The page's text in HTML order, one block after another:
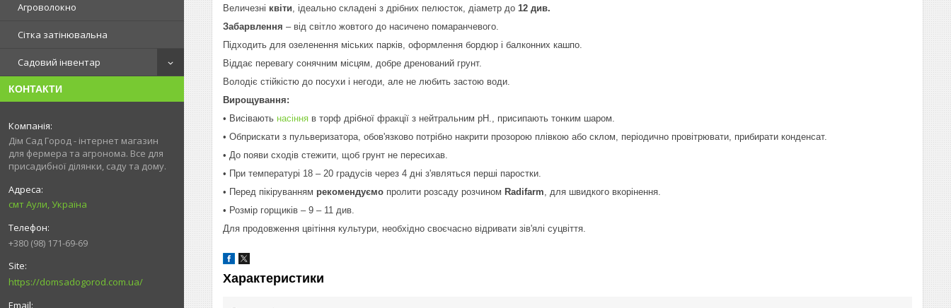
Агроволокно
Сітка затінювальна
Садовий інвентар
КОНТАКТИ
Дім Сад Город - інтернет магазин
для фермера та агронома. Все для
присадибної ділянки, саду та дому.
смт Аули, Україна
+380 (98) 171-69-69
https://domsadogorod.com.ua/
Величезні квіти , ідеально складені з дрібних пелюсток, діаметр до 12 див.
Забарвлення – від світло жовтого до насичено помаранчевого.
Підходить для озеленення міських парків, оформлення бордюр і балконних кашпо.
Віддає перевагу сонячним місцям, добре дренований грунт.
Володіє стійкістю до посухи і негоди, але не любить застою води.
Вирощування:
• Висівають насіння в торф дрібної фракції з нейтральним рН., присипають тонким шаром.
• Обприскати з пульверизатора, обов'язково потрібно накрити прозорою плівкою або склом, періодично провітрювати, прибирати конденсат.
• До появи сходів стежити, щоб грунт не пересихав.
• При температурі 18 – 20 градусів через 4 дні з'являться перші паростки.
• Перед пікіруванням рекомендуємо пролити розсаду розчином Radifarm , для швидкого вкорінення.
• Розмір горщиків – 9 – 11 див.
Для продовження цвітіння культури, необхідно своєчасно відривати зів'ялі суцвіття.
Характеристики